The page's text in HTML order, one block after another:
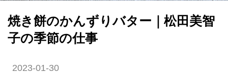
焼き餅のかんずりバター｜松田美智
子の季節の仕事
2023-01-30